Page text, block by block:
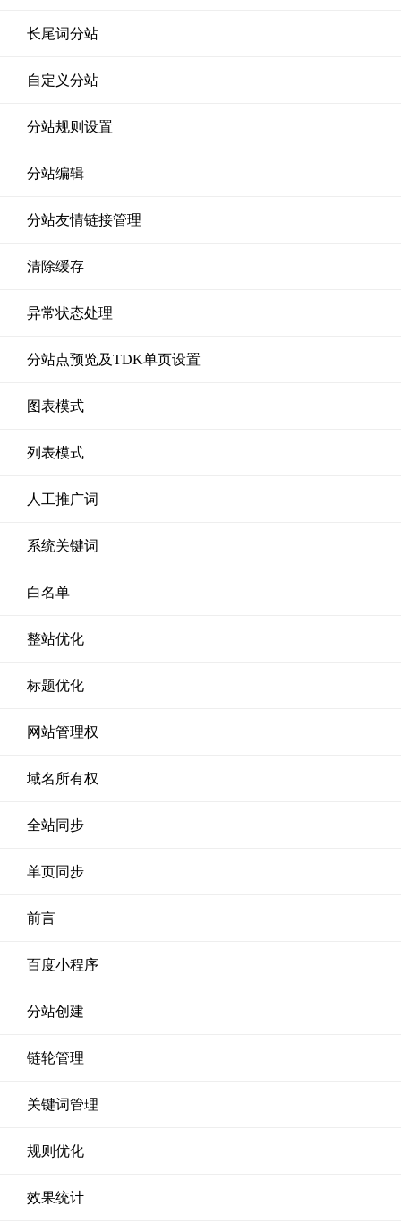
长尾词分站
自定义分站
分站规则设置
分站编辑
分站友情链接管理
清除缓存
异常状态处理
分站点预览及TDK单页设置
图表模式
列表模式
人工推广词
系统关键词
白名单
整站优化
标题优化
网站管理权
域名所有权
全站同步
单页同步
前言
百度小程序
分站创建
链轮管理
关键词管理
规则优化
效果统计